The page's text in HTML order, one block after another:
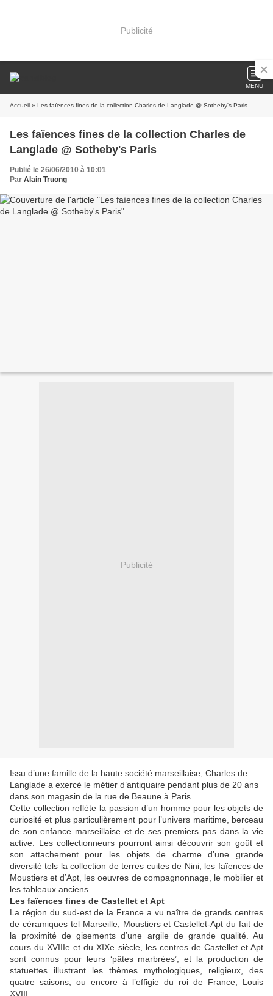
Publicité
MENU
Accueil » Les faïences fines de la collection Charles de Langlade @ Sotheby's Paris
Les faïences fines de la collection Charles de
Langlade @ Sotheby's Paris
Publié le 26/06/2010 à 10:01
Par Alain Truong
Publicité
Issu d’une famille de la haute société marseillaise, Charles de
Langlade a exercé le métier d’antiquaire pendant plus de 20 ans
dans son magasin de la rue de Beaune à Paris.
Cette collection reflète la passion d’un homme pour les objets de
curiosité et plus particulièrement pour l’univers maritime, berceau
de son enfance marseillaise et de ses premiers pas dans la vie
active. Les collectionneurs pourront ainsi découvrir son goût et
son attachement pour les objets de charme d’une grande
diversité tels la collection de terres cuites de Nini, les faïences de
Moustiers et d’Apt, les oeuvres de compagnonnage, le mobilier et
les tableaux anciens.
Les faïences fines de Castellet et Apt
La région du sud-est de la France a vu naître de grands centres
de céramiques tel Marseille, Moustiers et Castellet-Apt du fait de
la proximité de gisements d’une argile de grande qualité. Au
cours du XVIIIe et du XIXe siècle, les centres de Castellet et Apt
sont connus pour leurs ‘pâtes marbrées’, et la production de
statuettes illustrant les thèmes mythologiques, religieux, des
quatre saisons, ou encore à l’effigie du roi de France, Louis
XVIII..